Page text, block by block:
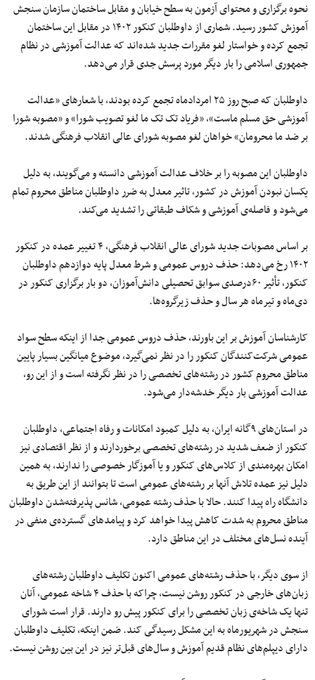
نحوه‌ برگزاری و محتوای آزمون به سطح خیابان و مقابل ساختمان سازمان سنجش
آموزش کشور رسید. شماری از داوطلبان کنکور ۱۴۰۲ در مقابل این ساختمان
تجمع کرده و خواستار لغو مقررات جدید شده‌اند که عدالت آموزشی در نظام
جمهوری اسلامی را بار دیگر مورد پرسش جدی قرار می‌دهد.
داوطلبان که صبح روز ۲۵ امردادماه تجمع کرده بودند، با شعارهای «عدالت
آموزشی حق مسلم ماست»، «فریاد تک تک ما لغو تصویب شورا» و «مصوبه شورا
بر ضد ما محرومان» خواهان لغو مصوبه شورای عالی انقلاب فرهنگی شدند.
داوطلبان این مصوبه را بر خلاف عدالت آموزشی دانسته‌ و می‌گویند، به دلیل
یکسان نبودن آموزش در کشور، تاثیر معدل به ضرر داوطلبان مناطق محروم تمام
می‌شود و فاصله‌ی آموزشی و شکاف طبقاتی را تشدید می‌کند.
بر اساس مصوبات جدید شورای عالی انقلاب فرهنگی، ۴ تغییر عمده در کنکور
۱۴۰۲ رخ می‌دهد: حذف دروس عمومی و شرط معدل پایه دوازدهم داوطلبان
کنکور، تأثیر ۶۰درصدی سوابق تحصیلی دانش‌آموزان، دو بار برگزاری کنکور در
دی‌ماه و تیرماه هر سال و حذف زیرگروه‌ها.
کارشناسان آموزش بر این باورند، حذف دروس عمومی جدا از اینکه سطح سواد
عمومی شرکت‌کنندگان کنکور را در نظر نمی‌گیرد، موضوع میانگین بسیار پایین
مناطق محروم کشور در رشته‌های تخصصی را در نظر نگرفته است و از این رو،
عدالت آموزشی بار دیگر خدشه‌دار می‌شود.
در استان‌های ۹گانه ایران، به دلیل کمبود امکانات و رفاه اجتماعی، داوطلبان
کنکور از ضعف شدید در رشته‌های تخصصی برخوردارند و از نظر اقتصادی نیز
امکان بهره‌مندی از کلاس‌های کنکور و یا آموزگار خصوصی را ندارند، به همین
دلیل نیز عمده تلاش‌ آنها بر رشته‌های عمومی است تا بتوانند از این طریق به
دانشگاه راه پیدا کنند. حالا با حذف رشته عمومی، شانس پذیرفته‌شدن داوطلبان
مناطق محروم به شدت کاهش پیدا خواهد کرد و پیامدهای گسترده‌ی منفی در
آینده نسل‌های مختلف در این مناطق دارد.
از سوی دیگر، با حذف رشته‌های عمومی اکنون تکلیف داوطلبان رشته‌های
زبان‌های خارجی در کنکور روشن نیست، چراکه با حذف ۴ شاخه عمومی، آنان
تنها یک شاخه‌ی زبان تخصصی را برای کنکور پیش‌ رو دارند. قرار است شورای
سنجش در شهریورماه به این مشکل رسیدگی کند. ضمن اینکه، تکلیف داوطلبان
دارای دیپلم‌های نظام قدیم آموزش و سال‌های قبل‌تر نیز در این بین روشن نیست.